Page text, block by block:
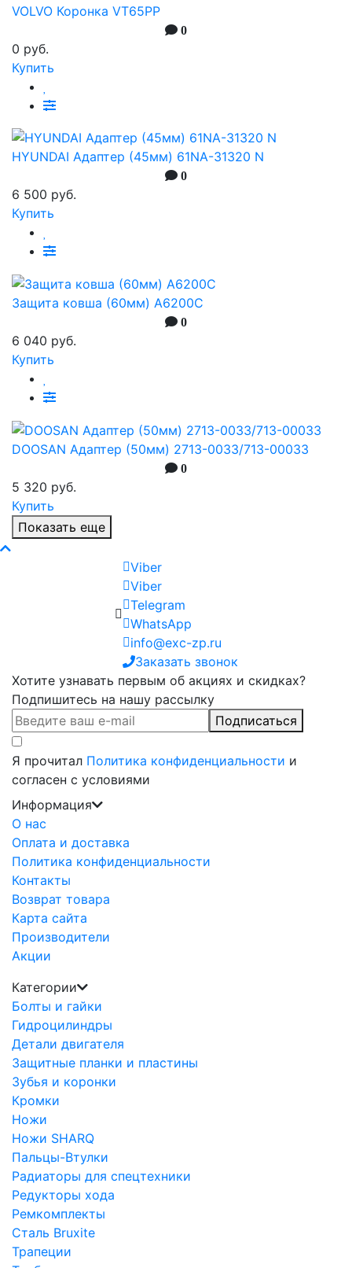
VOLVO Коронка VT65PP
0
0 руб.
Купить
HYUNDAI Адаптер (45мм) 61NA-31320 N
0
6 500 руб.
Купить
Защита ковша (60мм) A6200C
0
6 040 руб.
Купить
DOOSAN Адаптер (50мм) 2713-0033/713-00033
0
5 320 руб.
Купить
Показать еще
Viber
Viber
Telegram
WhatsApp
info@exc-zp.ru
Заказать звонок
Хотите узнавать первым об акциях и скидках?
Подпишитесь на нашу рассылку
Подписаться
Я прочитал Политика конфиденциальности и
согласен с условиями
Информация
О нас
Оплата и доставка
Политика конфиденциальности
Контакты
Возврат товара
Карта сайта
Производители
Акции
Категории
Болты и гайки
Гидроцилиндры
Детали двигателя
Защитные планки и пластины
Зубья и коронки
Кромки
Ножи
Ножи SHARQ
Пальцы-Втулки
Радиаторы для спецтехники
Редукторы хода
Ремкомплекты
Сталь Bruxite
Трапеции